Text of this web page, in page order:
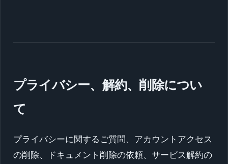
プライバシー、解約、削除につい
て
プライバシーに関するご質問、アカウントアクセス
の削除、ドキュメント削除の依頼、サービス解約の